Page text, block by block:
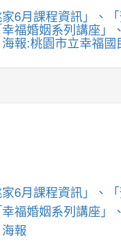
6月課程資訊」、
福婚姻系列講座」
報:桃園市立幸福
6月課程資訊」、
福婚姻系列講座」
報